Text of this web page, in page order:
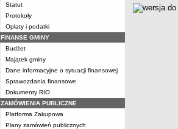
Statut
Protokoły
Opłaty i podatki
FINANSE GMINY
Budżet
Majątek gminy
Dane informacyjne o sytuacji finansowej
Sprawozdania finansowe
Dokumenty RIO
ZAMÓWIENIA PUBLICZNE
Platforma Zakupowa
Plany zamówień publicznych
metryczka